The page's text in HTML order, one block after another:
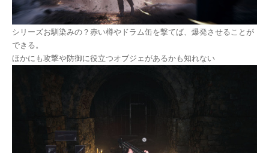
シリーズお馴染みの？赤い樽やドラム缶を撃てば、爆発させることが
できる。
ほかにも攻撃や防御に役立つオブジェがあるかも知れない